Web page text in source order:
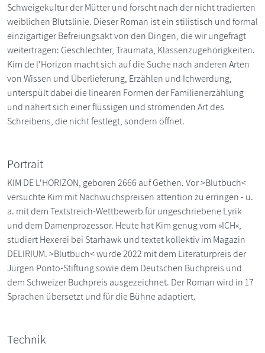
Schweigekultur der Mütter und forscht nach der nicht tradierten
weiblichen Blutslinie. Dieser Roman ist ein stilistisch und formal
einzigartiger Befreiungsakt von den Dingen, die wir ungefragt
weitertragen: Geschlechter, Traumata, Klassenzugehörigkeiten.
Kim de l'Horizon macht sich auf die Suche nach anderen Arten
von Wissen und Überlieferung, Erzählen und Ichwerdung,
unterspült dabei die linearen Formen der Familienerzählung
und nähert sich einer flüssigen und strömenden Art des
Schreibens, die nicht festlegt, sondern öffnet.
Portrait
KIM DE L'HORIZON, geboren 2666 auf Gethen. Vor >Blutbuch<
versuchte Kim mit Nachwuchspreisen attention zu erringen - u.
a. mit dem Textstreich-Wettbewerb für ungeschriebene Lyrik
und dem Damenprozessor. Heute hat Kim genug vom »ICH«,
studiert Hexerei bei Starhawk und textet kollektiv im Magazin
DELIRIUM. >Blutbuch< wurde 2022 mit dem Literaturpreis der
Jürgen Ponto-Stiftung sowie dem Deutschen Buchpreis und
dem Schweizer Buchpreis ausgezeichnet. Der Roman wird in 17
Sprachen übersetzt und für die Bühne adaptiert.
Technik